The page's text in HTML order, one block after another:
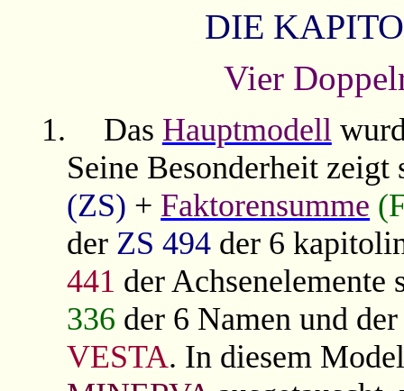
DIE
Vier
1. Das Hauptmodell
Seine Besonderheit
(ZS) + Faktorensumme
der ZS 494 der 6
441 der Achsenelemente
336 der 6 Namen und
VESTA. In diesem